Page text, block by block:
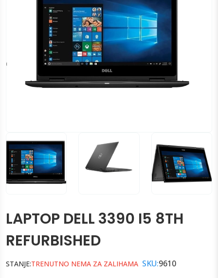
LAPTOP DELL 3390 I5 8TH
REFURBISHED
STANJE:TRENUTNO NEMA ZA ZALIHAMA SKU:9610